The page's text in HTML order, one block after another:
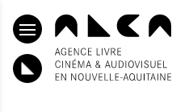
SKIP TO